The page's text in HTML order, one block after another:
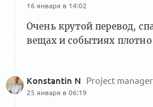
16 января в 14:02
Очень крутой перевод,
вещах и событиях плотно
Konstantin N Project manager
25 января в 06:19